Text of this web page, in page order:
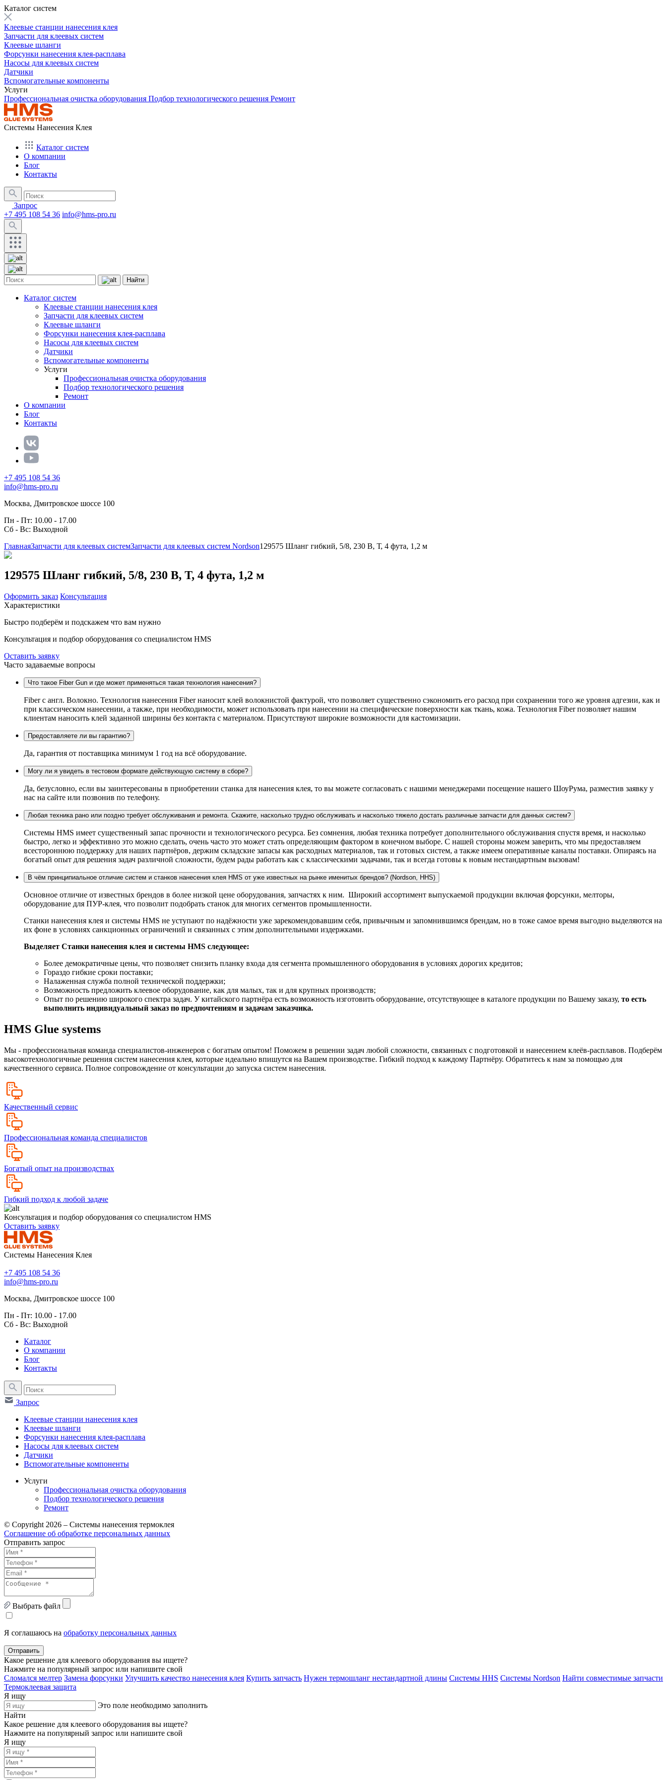
Каталог систем
Клеевые станции нанесения клея
Запчасти для клеевых систем
Клеевые шланги
Форсунки нанесения клея-расплава
Насосы для клеевых систем
Датчики
Вспомогательные компоненты
Услуги
Профессиональная очистка оборудования Подбор технологического решения Ремонт
Системы Нанесения Клея
Каталог систем
О компании
Блог
Контакты
Запрос
+7 495 108 54 36 info@hms-pro.ru
Найти
Каталог систем
Клеевые станции нанесения клея
Запчасти для клеевых систем
Клеевые шланги
Форсунки нанесения клея-расплава
Насосы для клеевых систем
Датчики
Вспомогательные компоненты
Услуги
Профессиональная очистка оборудования
Подбор технологического решения
Ремонт
О компании
Блог
Контакты
+7 495 108 54 36
info@hms-pro.ru
Москва, Дмитровское шоссе 100
Пн - Пт: 10.00 - 17.00
Сб - Вс: Выходной
ГлавнаяЗапчасти для клеевых системЗапчасти для клеевых систем Nordson129575 Шланг гибкий, 5/8, 230 В, Т, 4 фута, 1,2 м
129575 Шланг гибкий, 5/8, 230 В, Т, 4 фута, 1,2 м
Оформить заказ Консультация
Характеристики
Быстро подберём и подскажем что вам нужно
Консультация и подбор оборудования со специалистом HMS
Оставить заявку
Часто задаваемые вопросы
Что такое Fiber Gun и где может применяться такая технология нанесения?
Fiber c англ. Волокно. Технология нанесения Fiber наносит клей волокнистой фактурой, что позволяет существенно сэкономить его расход при сохранении того же уровня адгезии, как и
при классическом нанесении, а также, при необходимости, может использовать при нанесении на специфические поверхности как ткань, кожа. Технология Fiber позволяет нашим
клиентам наносить клей заданной ширины без контакта с материалом. Присутствуют широкие возможности для кастомизации.
Предоставляете ли вы гарантию?
Да, гарантия от поставщика минимум 1 год на всё оборудование.
Могу ли я увидеть в тестовом формате действующую систему в сборе?
Да, безусловно, если вы заинтересованы в приобретении станка для нанесения клея, то вы можете согласовать с нашими менеджерами посещение нашего ШоуРума, разместив заявку у
нас на сайте или позвонив по телефону.
Любая техника рано или поздно требует обслуживания и ремонта. Скажите, насколько трудно обслуживать и насколько тяжело достать различные запчасти для данных систем?
Системы HMS имеет существенный запас прочности и технологического ресурса. Без сомнения, любая техника потребует дополнительного обслуживания спустя время, и насколько
быстро, легко и эффективно это можно сделать, очень часто это может стать определяющим фактором в конечном выборе. С нашей стороны можем заверить, что мы предоставляем
всестороннюю поддержку для наших партнёров, держим складские запасы как расходных материалов, так и готовых систем, а также имеем оперативные каналы поставки. Опираясь на
богатый опыт для решения задач различной сложности, будем рады работать как с классическими задачами, так и всегда готовы к новым нестандартным вызовам!
В чём принципиальное отличие систем и станков нанесения клея HMS от уже известных на рынке именитых брендов? (Nordson, HHS)
Основное отличие от известных брендов в более низкой цене оборудования, запчастях к ним. Широкий ассортимент выпускаемой продукции включая форсунки, мелторы,
оборудование для ПУР-клея, что позволит подобрать станок для многих сегментов промышленности.
Станки нанесения клея и системы HMS не уступают по надёжности уже зарекомендовавшим себя, привычным и запомнившимся брендам, но в тоже самое время выгодно выделяются на
их фоне в условиях санкционных ограничений и связанных с этим дополнительными издержками.
Выделяет Станки нанесения клея и системы HMS следующее:
Более демократичные цены, что позволяет снизить планку входа для сегмента промышленного оборудования в условиях дорогих кредитов;
Гораздо гибкие сроки поставки;
Налаженная служба полной технической поддержки;
Возможность предложить клеевое оборудование, как для малых, так и для крупных производств;
Опыт по решению широкого спектра задач. У китайского партнёра есть возможность изготовить оборудование, отсутствующее в каталоге продукции по Вашему заказу, то есть
выполнить индивидуальный заказ по предпочтениям и задачам заказчика.
HMS Glue systems
Мы - профессиональная команда специалистов-инженеров с богатым опытом! Поможем в решении задач любой сложности, связанных с подготовкой и нанесением клеёв-расплавов. Подберём
высокотехнологичные решения систем нанесения клея, которые идеально впишутся на Вашем производстве. Гибкий подход к каждому Партнёру. Обратитесь к нам за помощью для
качественного сервиса. Полное сопровождение от консультации до запуска систем нанесения.
Качественный сервис
Профессиональная команда специалистов
Богатый опыт на производствах
Гибкий подход к любой задаче
Консультация и подбор оборудования со специалистом HMS
Оставить заявку
Системы Нанесения Клея
+7 495 108 54 36
info@hms-pro.ru
Москва, Дмитровское шоссе 100
Пн - Пт: 10.00 - 17.00
Сб - Вс: Выходной
Каталог
О компании
Блог
Контакты
Запрос
Клеевые станции нанесения клея
Клеевые шланги
Форсунки нанесения клея-расплава
Насосы для клеевых систем
Датчики
Вспомогательные компоненты
Услуги
Профессиональная очистка оборудования
Подбор технологического решения
Ремонт
© Copyright 2026 – Системы нанесения термоклея
Соглашение об обработке персональных данных
Отправить запрос
Выбрать файл
Я соглашаюсь на обработку персональных данных
Отправить
Какое решение для клеевого оборудования вы ищете?
Нажмите на популярный запрос или напишите свой
Сломался мелтер Замена форсунки Улучшить качество нанесения клея Купить запчасть Нужен термошланг нестандартной длины Системы HHS Системы Nordson Найти совместимые запчасти
Термоклеевая защита
Я ищу
Это поле необходимо заполнить
Найти
Какое решение для клеевого оборудования вы ищете?
Нажмите на популярный запрос или напишите свой
Я ищу